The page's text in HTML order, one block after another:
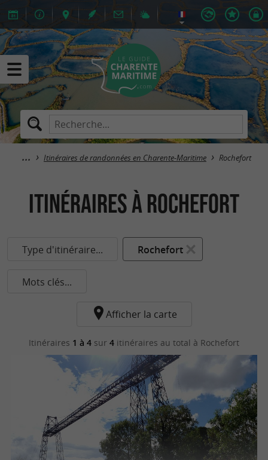
Itinéraires de randonnées en Charente-Maritime Rochefort
itinéraires à Rochefort
Type d'itinéraire... Rochefort
Mots clés...
Afficher la carte
Itinéraires 1 à 4 sur 4 itinéraires au total à Rochefort